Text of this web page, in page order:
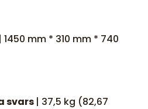
| 1450 mm * 310 mm * 740
svars | 37,5 kg (82,67